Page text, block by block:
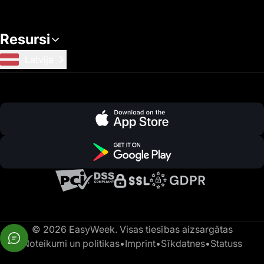
Resursi
© 2026 EasyWeek. Visas tiesības aizsargātas
Noteikumi un politikas•Imprint•Sīkdatnes•Statuss